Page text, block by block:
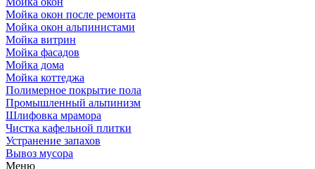
Мойка окон после ремонта
Мойка окон альпинистами
Мойка витрин
Мойка фасадов
Мойка дома
Мойка коттеджа
Полимерное покрытие пола
Промышленный альпинизм
Шлифовка мрамора
Чистка кафельной плитки
Устранение запахов
Вывоз мусора
Меню